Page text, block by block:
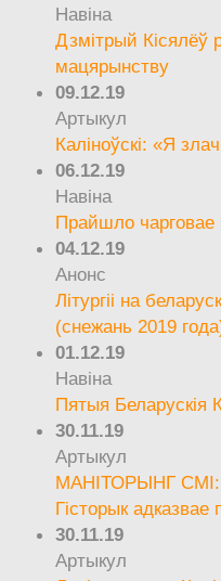
Навіна
Дзмітрый Кісялёў
мацярынству
09.12.19
Артыкул
Каліноўскі: «Я
06.12.19
Навіна
Прайшло
04.12.19
Анонс
Літургіі на
(снежань 2019
01.12.19
Навіна
Пятыя Беларускія
30.11.19
Артыкул
МАНІТОРЫНГ СМІ:
Гісторык
30.11.19
Артыкул